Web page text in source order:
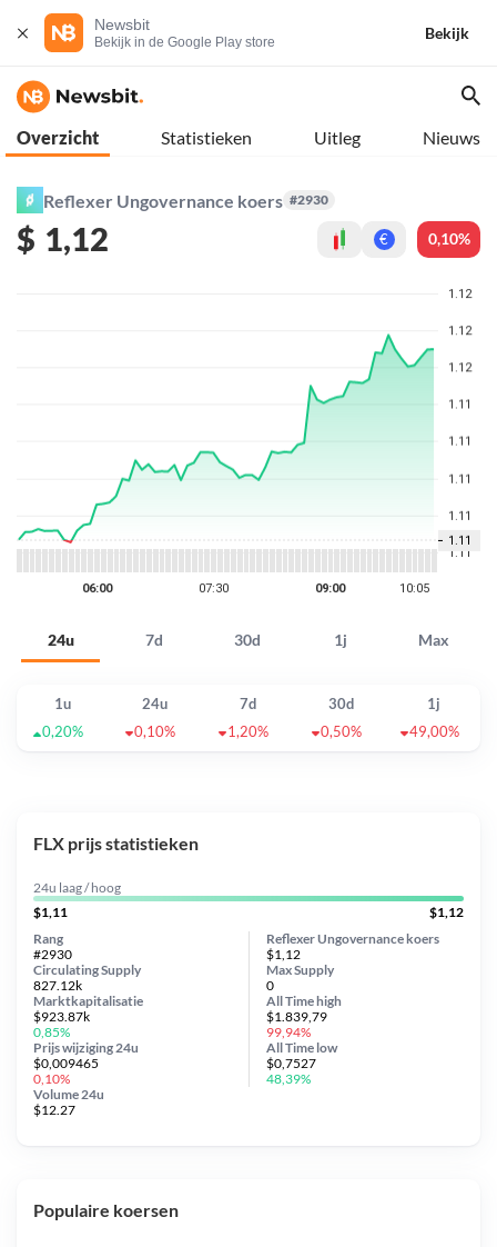
Newsbit
Bekijk in de Google Play store
Bekijk
Overzicht Statistieken Uitleg Nieuws
Reflexer Ungovernance koers #2930
$ 1,12 € 0,10%
24u 7d 30d 1j Max
1u 24u 7d 30d
1j
0,20%
0,10% 1,20% 0,50% 49,00%
FLX prijs statistieken
24u laag / hoog
$1,11
$1,12
Reflexer Ungovernance koers
$1,12
Circulating Supply
827.12k
Prijs wijziging 24u
$0,009465
0,10%
Max Supply
0
Marktkapitalisatie
$923.87k
0,85%
Volume 24u
$12.27
Rang
#2930
All Timehigh
$1.839,79
99,94%
All Time low
$0,7527
48,39%
Populaire koersen